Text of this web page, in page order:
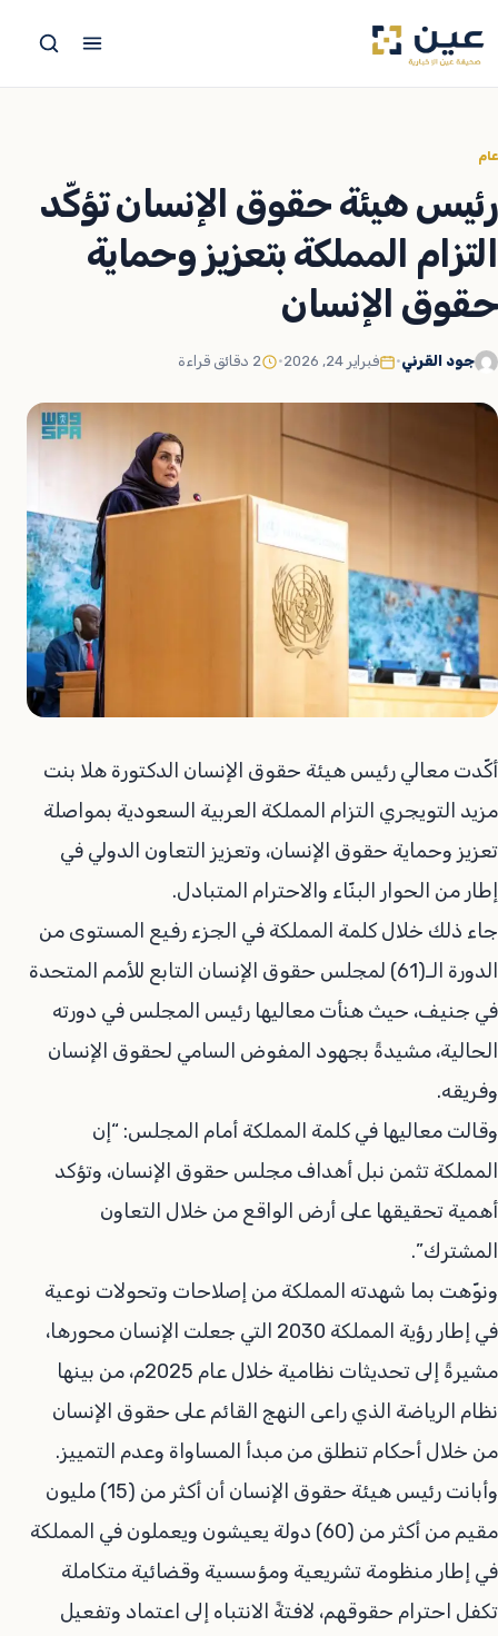
إلى
عام
رئيس هيئة حقوق الإنسان تؤكّد
التزام المملكة بتعزيز وحماية
حقوق الإنسان
جود القرني• فبراير 24, 2026 • 2 دقائق قراءة
أكّدت معالي رئيس هيئة حقوق الإنسان الدكتورة هلا بنت
مزيد التويجري التزام المملكة العربية السعودية بمواصلة
تعزيز وحماية حقوق الإنسان، وتعزيز التعاون الدولي في
إطار من الحوار البنّاء والاحترام المتبادل.
جاء ذلك خلال كلمة المملكة في الجزء رفيع المستوى من
الدورة الـ(61) لمجلس حقوق الإنسان التابع للأمم المتحدة
في جنيف، حيث هنأت معاليها رئيس المجلس في دورته
الحالية، مشيدةً بجهود المفوض السامي لحقوق الإنسان
وفريقه.
وقالت معاليها في كلمة المملكة أمام المجلس: “إن
المملكة تثمن نبل أهداف مجلس حقوق الإنسان، وتؤكد
أهمية تحقيقها على أرض الواقع من خلال التعاون
المشترك”.
ونوّهت بما شهدته المملكة من إصلاحات وتحولات نوعية
في إطار رؤية المملكة 2030 التي جعلت الإنسان محورها،
مشيرةً إلى تحديثات نظامية خلال عام 2025م، من بينها
نظام الرياضة الذي راعى النهج القائم على حقوق الإنسان
من خلال أحكام تنطلق من مبدأ المساواة وعدم التمييز.
وأبانت رئيس هيئة حقوق الإنسان أن أكثر من (15) مليون
مقيم من أكثر من (60) دولة يعيشون ويعملون في المملكة
في إطار منظومة تشريعية ومؤسسية وقضائية متكاملة
تكفل احترام حقوقهم، لافتةً الانتباه إلى اعتماد وتفعيل